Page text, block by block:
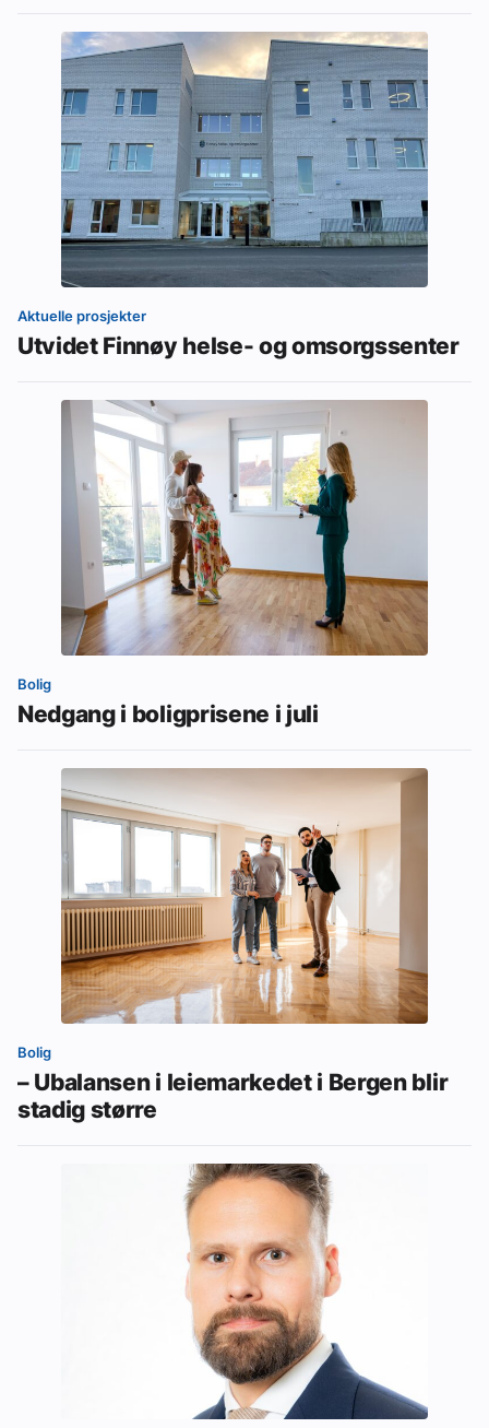
Aktuelle prosjekter
Utvidet Finnøy helse- og omsorgssenter
Bolig
Nedgang i boligprisene i juli
Bolig
– Ubalansen i leiemarkedet i Bergen blir
stadig større